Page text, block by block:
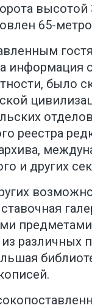
высотой
65-
информация
было
реестра
и других
различных